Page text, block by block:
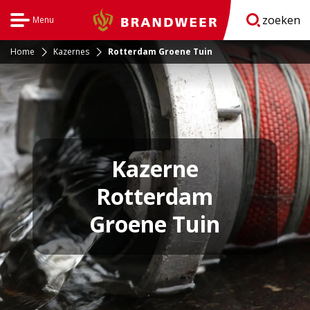
Menu Brandweer zoeken
Home Kazernes Rotterdam Groene Tuin
Kazerne
Rotterdam
Groene Tuin